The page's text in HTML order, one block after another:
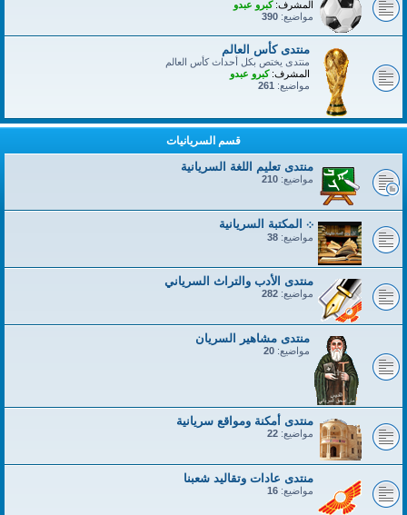
المشرف: كبرو عبدو
مواضيع: 390
منتدى كأس العالم
منتدى يختص بكل أحداث كأس العالم
المشرف: كبرو عبدو
مواضيع: 261
قسم السريانيات
منتدى تعليم اللغة السريانية
مواضيع: 210
܀ المكتبة السريانية
مواضيع: 38
منتدى الأدب والتراث السرياني
مواضيع: 282
منتدى مشاهير السريان
مواضيع: 20
منتدى أمكنة ومواقع سريانية
مواضيع: 22
منتدى عادات وتقاليد شعبنا
مواضيع: 16